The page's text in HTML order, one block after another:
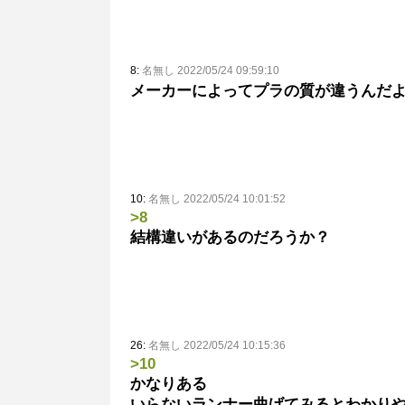
8: 名無し 2022/05/24 09:59:10
メーカーによってプラの質が違うんだ
10: 名無し 2022/05/24 10:01:52
>8
結構違いがあるのだろうか？
26: 名無し 2022/05/24 10:15:36
>10
かなりある